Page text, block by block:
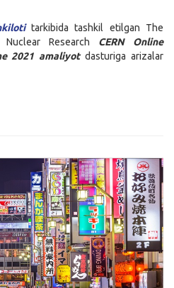
tarkibida tashkil etilgan The
Research CERN Online
2021 amaliyotdasturiga arizalar